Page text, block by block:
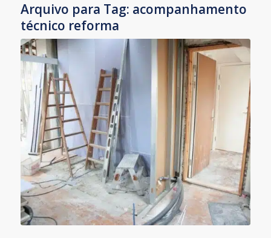
Arquivo para Tag: acompanhamento
técnico reforma